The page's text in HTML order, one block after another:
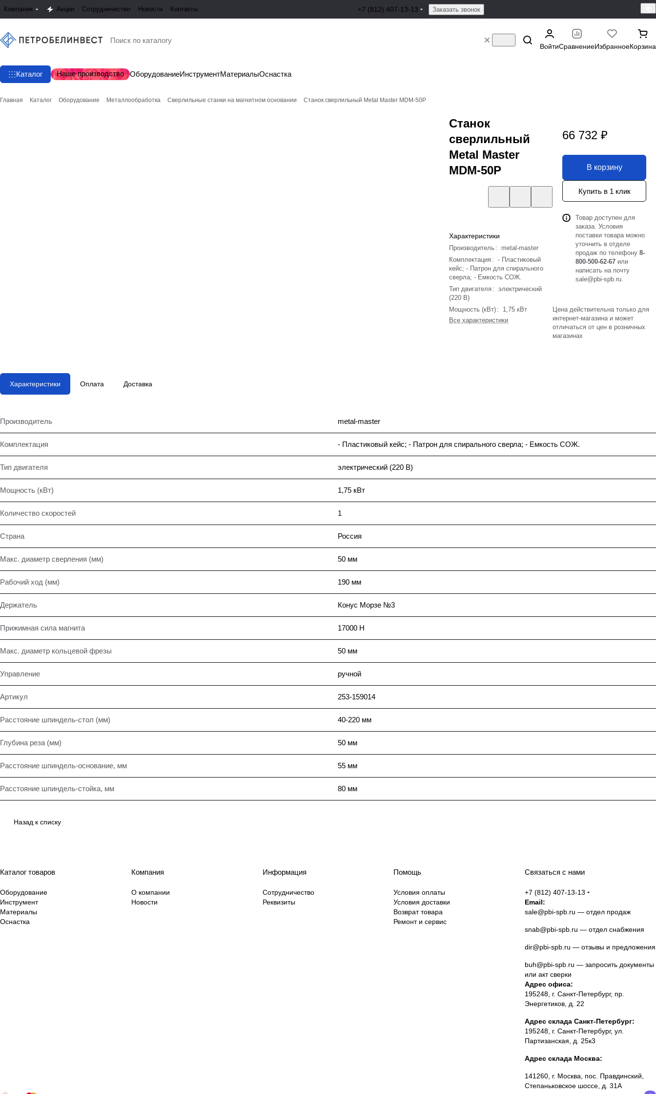
Компания Акции Сотрудничество Новости Контакты +7 (812) 407-13-13 Заказать звонок
ВойтиСравнениеИзбранноеКорзина
Каталог Наше производство ОборудованиеИнструментМатериалыОснастка
Главная Каталог Оборудование Металлообработка Сверлильные станки на магнитном основании Станок сверлильный Metal Master MDM-50P
Станок
сверлильный
Metal Master
MDM-50P
Характеристики
Производитель :
metal-master
Комплектация : - Пластиковый
кейс; - Патрон для спирального
сверла; - Емкость СОЖ.
Тип двигателя : электрический
(220 В)
Мощность (кВт) :
1,75 кВт
Все характеристики
66 732 ₽
В корзину
Купить в 1 клик
Товар доступен для
заказа. Условия
поставки товара можно
уточнить в отделе
продаж по телефону 8-
800-500-62-67 или
написать на почту
sale@pbi-spb.ru.
Цена действительна только для
интернет-магазина и может
отличаться от цен в розничных
магазинах
Характеристики Оплата Доставка
Производитель metal-master
Комплектация - Пластиковый кейс; - Патрон для спирального сверла; - Емкость СОЖ.
Тип двигателя электрический (220 В)
Мощность (кВт) 1,75 кВт
Количество скоростей 1
Страна Россия
Макс. диаметр сверления (мм) 50 мм
Рабочий ход (мм) 190 мм
Держатель Конус Морзе №3
Прижимная сила магнита 17000 Н
Макс. диаметр кольцевой фрезы 50 мм
Управление ручной
Артикул 253-159014
Расстояние шпиндель-стол (мм) 40-220 мм
Глубина реза (мм) 50 мм
Расстояние шпиндель-основание, мм 55 мм
Расстояние шпиндель-стойка, мм 80 мм
Назад к списку
Каталог товаров
Оборудование
Инструмент
Материалы
Оснастка
Компания
О компании
Новости
Информация
Сотрудничество
Реквизиты
Помощь
Условия оплаты
Условия доставки
Возврат товара
Ремонт и сервис
Связаться с нами
+7 (812) 407-13-13
Email:
sale@pbi-spb.ru — отдел продаж
snab@pbi-spb.ru — отдел снабжения
dir@pbi-spb.ru — отзывы и предложения
buh@pbi-spb.ru — запросить документы
или акт сверки
Адрес офиса:
195248, г. Санкт-Петербург, пр.
Энергетиков, д. 22
Адрес склада Санкт-Петербург:
195248, г. Санкт-Петербург, ул.
Партизанская, д. 25к3
Адрес склада Москва:
141260, г. Москва, пос. Правдинский,
Степаньковское шоссе, д. 31А